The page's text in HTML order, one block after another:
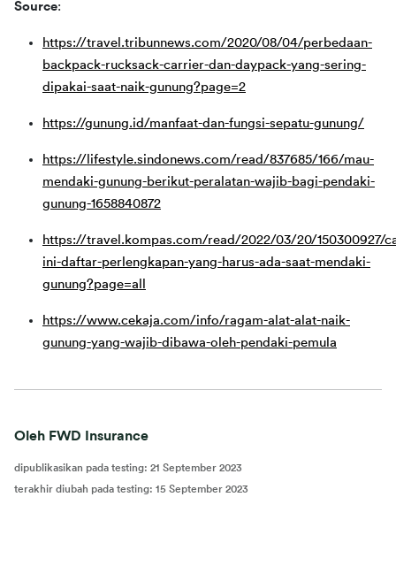
Source:
https://travel.tribunnews.com/2020/08/04/perbedaan-
backpack-rucksack-carrier-dan-daypack-yang-sering-
dipakai-saat-naik-gunung?page=2
https://gunung.id/manfaat-dan-fungsi-sepatu-gunung/
https://lifestyle.sindonews.com/read/837685/166/mau-
mendaki-gunung-berikut-peralatan-wajib-bagi-pendaki-
gunung-1658840872
https://travel.kompas.com/read/2022/03/20/150300927/
ini-daftar-perlengkapan-yang-harus-ada-saat-mendaki-
gunung?page=all
https://www.cekaja.com/info/ragam-alat-alat-naik-
gunung-yang-wajib-dibawa-oleh-pendaki-pemula
Oleh FWD Insurance
dipublikasikan pada testing: 21 September 2023
terakhir diubah pada testing: 15 September 2023